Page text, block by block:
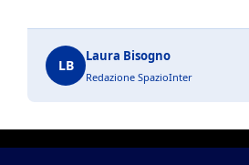
LB
Laura Bisogno
Redazione SpazioInter